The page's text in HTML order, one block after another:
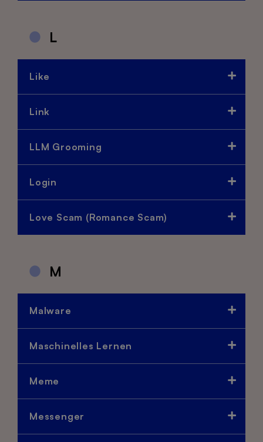
L
Like
Link
LLM Grooming
Login
Love Scam (Romance Scam)
M
Malware
Maschinelles Lernen
Meme
Messenger